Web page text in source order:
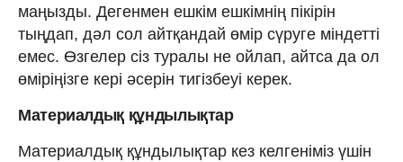
маңызды. Дегенмен ешкім ешкімнің пікірін
тыңдап, дәл сол айтқандай өмір сүруге міндетті
емес. Өзгелер сіз туралы не ойлап, айтса да ол
өміріңізге кері әсерін тигізбеуі керек.
Материалдық құндылықтар
Материалдық құндылықтар кез келгеніміз үшін